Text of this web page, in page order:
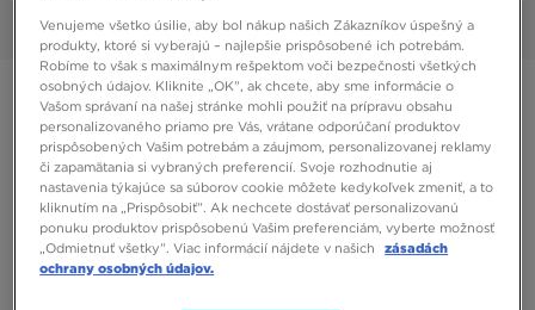
Vybrané: Hoodrich Vyčistiť
Venujeme všetko úsilie, aby bol nákup našich Zákazníkov úspešný a
produkty, ktoré si vyberajú – najlepšie prispôsobené ich potrebám.
Robíme to však s maximálnym rešpektom voči bezpečnosti všetkých
osobných údajov. Kliknite „OK”, ak chcete, aby sme informácie o
Vašom správaní na našej stránke mohli použiť na prípravu obsahu
personalizovaného priamo pre Vás, vrátane odporúčaní produktov
prispôsobených Vašim potrebám a záujmom, personalizovanej reklamy
či zapamätania si vybraných preferencií. Svoje rozhodnutie aj
nastavenia týkajúce sa súborov cookie môžete kedykoľvek zmeniť, a to
kliknutím na „Prispôsobiť”. Ak nechcete dostávať personalizovanú
ponuku produktov prispôsobenú Vašim preferenciám, vyberte možnosť
„Odmietnuť všetky”. Viac informácií nájdete v našich
zásadách
ochrany osobných údajov.